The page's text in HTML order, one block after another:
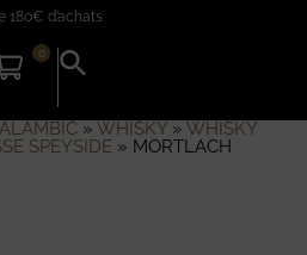
180€ d’achats
0
Search
for:
» WHISKY» WHISKY
SPEYSIDE» MORTLACH